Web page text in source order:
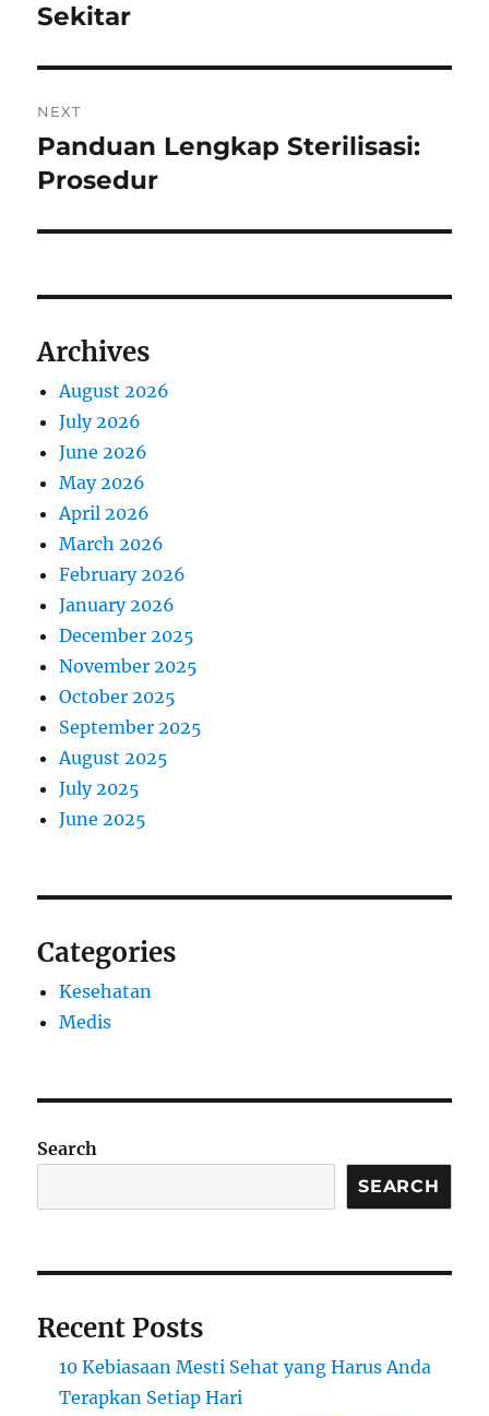
Sekitar
NEXT
Next
post:
Panduan Lengkap Sterilisasi:
Prosedur
Archives
August 2026
July 2026
June 2026
May 2026
April 2026
March 2026
February 2026
January 2026
December 2025
November 2025
October 2025
September 2025
August 2025
July 2025
June 2025
Categories
Kesehatan
Medis
Search
SEARCH
Recent Posts
10 Kebiasaan Mesti Sehat yang Harus Anda
Terapkan Setiap Hari